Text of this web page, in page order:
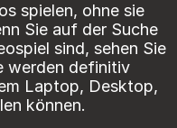
spielen, ohne sie
Sie auf der Suche
sind, sehen Sie
werden definitiv
Laptop, Desktop,
können.